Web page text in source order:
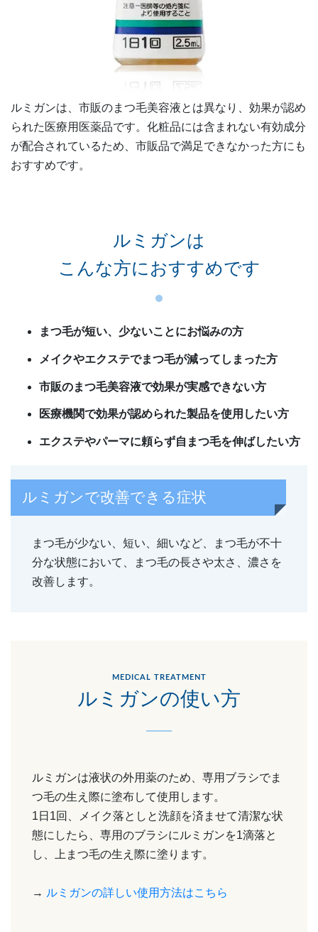
ルミガンは、市販のまつ毛美容液とは異なり、効果が認め
られた医療用医薬品です。化粧品には含まれない有効成分
が配合されているため、市販品で満足できなかった方にも
おすすめです。
ルミガンは
こんな方におすすめです
まつ毛が短い、少ないことにお悩みの方
メイクやエクステでまつ毛が減ってしまった方
市販のまつ毛美容液で効果が実感できない方
医療機関で効果が認められた製品を使用したい方
エクステやパーマに頼らず自まつ毛を伸ばしたい方
ルミガンで改善できる症状
まつ毛が少ない、短い、細いなど、まつ毛が不十
分な状態において、まつ毛の長さや太さ、濃さを
改善します。
MEDICAL TREATMENT
ルミガンの使い方
ルミガンは液状の外用薬のため、専用ブラシでま
つ毛の生え際に塗布して使用します。
1日1回、メイク落としと洗顔を済ませて清潔な状
態にしたら、専用のブラシにルミガンを1滴落と
し、上まつ毛の生え際に塗ります。
→ ルミガンの詳しい使用方法はこちら